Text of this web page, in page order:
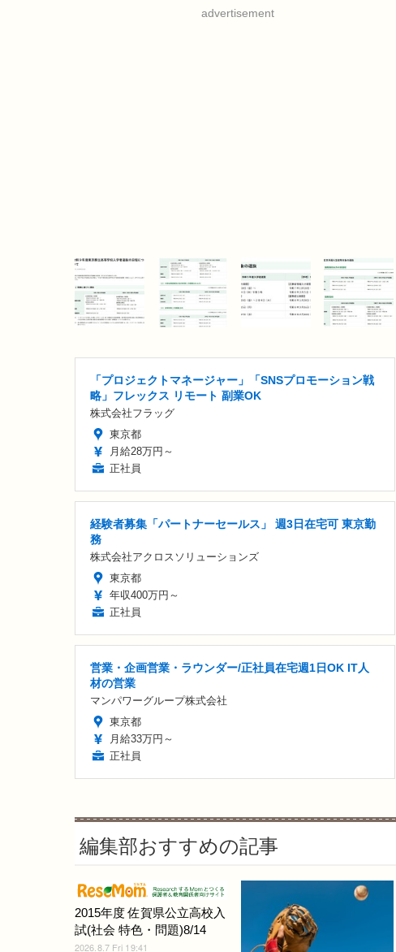
advertisement
「プロジェクトマネージャー」「SNSプロモーション戦
略」フレックス リモート 副業OK
株式会社フラッグ
東京都
月給28万円～
正社員
経験者募集「パートナーセールス」 週3日在宅可 東京勤
務
株式会社アクロスソリューションズ
東京都
年収400万円～
正社員
営業・企画営業・ラウンダー/正社員在宅週1日OK IT人
材の営業
マンパワーグループ株式会社
東京都
月給33万円～
正社員
編集部おすすめの記事
2015年度 佐賀県公立高校入
試(社会 特色・問題)8/14
2026.8.7 Fri 19:41